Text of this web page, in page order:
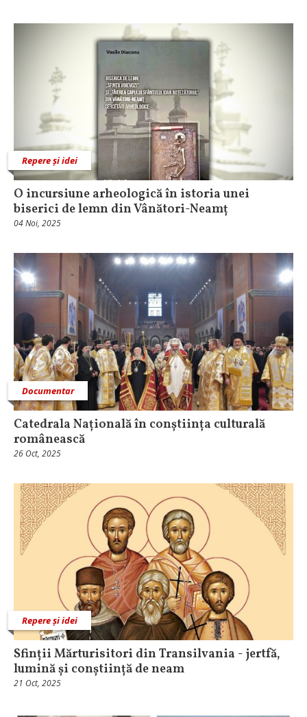
Repere și idei
O incursiune arheologică în istoria unei
biserici de lemn din Vânători-Neamț
04 Noi, 2025
Documentar
Catedrala Națională în conștiința culturală
românească
26 Oct, 2025
Repere și idei
Sfinții Mărturisitori din Transilvania - jertfă,
lumină și conștiință de neam
21 Oct, 2025